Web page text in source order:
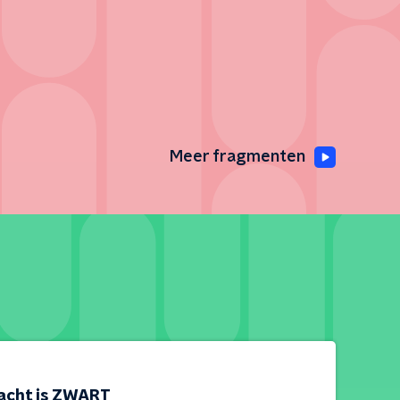
Meer fragmenten
is ZWART